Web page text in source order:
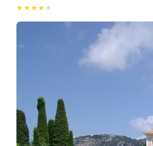
★★★★ ★